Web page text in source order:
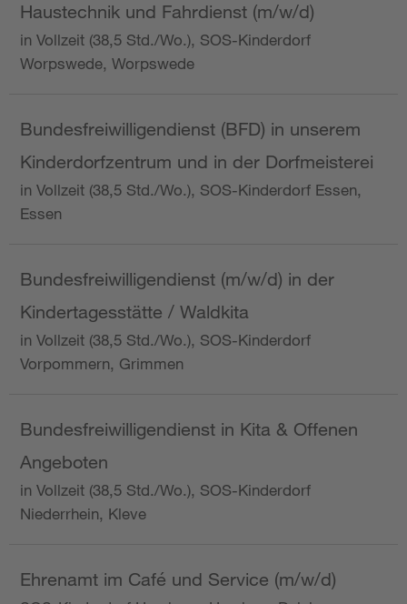
Haustechnik und Fahrdienst (m/w/d)
in Vollzeit (38,5 Std./Wo.), SOS-Kinderdorf
Worpswede, Worpswede
Bundesfreiwilligendienst (BFD) in unserem
Kinderdorfzentrum und in der Dorfmeisterei
in Vollzeit (38,5 Std./Wo.), SOS-Kinderdorf Essen,
Essen
Bundesfreiwilligendienst (m/w/d) in der
Kindertagesstätte / Waldkita
in Vollzeit (38,5 Std./Wo.), SOS-Kinderdorf
Vorpommern, Grimmen
Bundesfreiwilligendienst in Kita & Offenen
Angeboten
in Vollzeit (38,5 Std./Wo.), SOS-Kinderdorf
Niederrhein, Kleve
Ehrenamt im Café und Service (m/w/d)